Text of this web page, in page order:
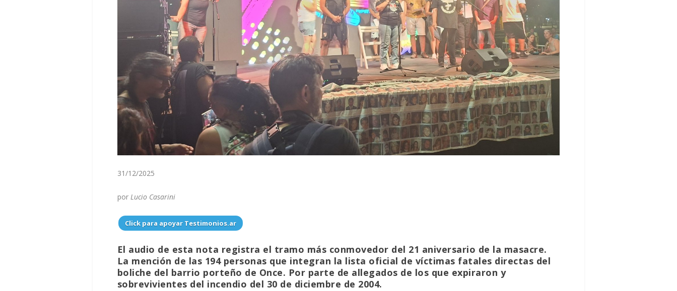
31/12/2025
por Lucio Casarini
Click para apoyar Testimonios.ar
El audio de esta nota registra el tramo más conmovedor del 21 aniversario de la masacre.
La mención de las 194 personas que integran la lista oficial de víctimas fatales directas del
boliche del barrio porteño de Once. Por parte de allegados de los que expiraron y
sobrevivientes del incendio del 30 de diciembre de 2004.